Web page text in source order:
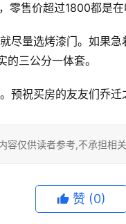
售价超过1800都是在
三公分一体套。
预祝买房的友友们乔迁
容仅供读者参考,不承担
赞 (0)